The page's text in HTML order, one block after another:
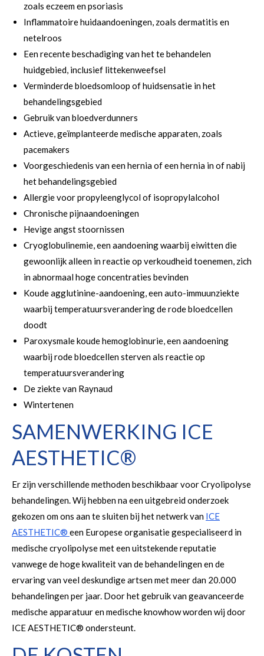
zoals eczeem en psoriasis
Inflammatoire huidaandoeningen, zoals dermatitis en
netelroos
Een recente beschadiging van het te behandelen
huidgebied, inclusief littekenweefsel
Verminderde bloedsomloop of huidsensatie in het
behandelingsgebied
Gebruik van bloedverdunners
Actieve, geïmplanteerde medische apparaten, zoals
pacemakers
Voorgeschiedenis van een hernia of een hernia in of nabij
het behandelingsgebied
Allergie voor propyleenglycol of isopropylalcohol
Chronische pijnaandoeningen
Hevige angst stoornissen
Cryoglobulinemie, een aandoening waarbij eiwitten die
gewoonlijk alleen in reactie op verkoudheid toenemen, zich
in abnormaal hoge concentraties bevinden
Koude agglutinine-aandoening, een auto-immuunziekte
waarbij temperatuursverandering de rode bloedcellen
doodt
Paroxysmale koude hemoglobinurie, een aandoening
waarbij rode bloedcellen sterven als reactie op
temperatuursverandering
De ziekte van Raynaud
Wintertenen
SAMENWERKING ICE
AESTHETIC®
Er zijn verschillende methoden beschikbaar voor Cryolipolyse
behandelingen. Wij hebben na een uitgebreid onderzoek
gekozen om ons aan te sluiten bij het netwerk van ICE
AESTHETIC® een Europese organisatie gespecialiseerd in
medische cryolipolyse met een uitstekende reputatie
vanwege de hoge kwaliteit van de behandelingen en de
ervaring van veel deskundige artsen met meer dan 20.000
behandelingen per jaar. Door het gebruik van geavanceerde
medische apparatuur en medische knowhow worden wij door
ICE AESTHETIC® ondersteunt.